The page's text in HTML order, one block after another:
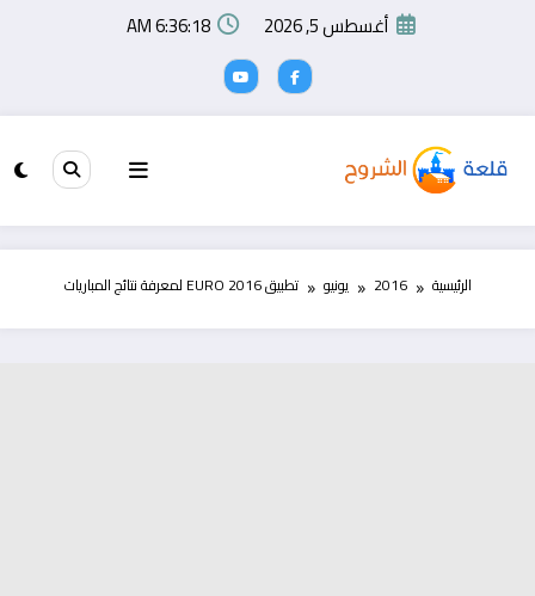
أغسطس 5, 2026 6:36:18 AM
الرئيسية 2016 يونيو تطبيق EURO 2016 لمعرفة نتائج المباريات